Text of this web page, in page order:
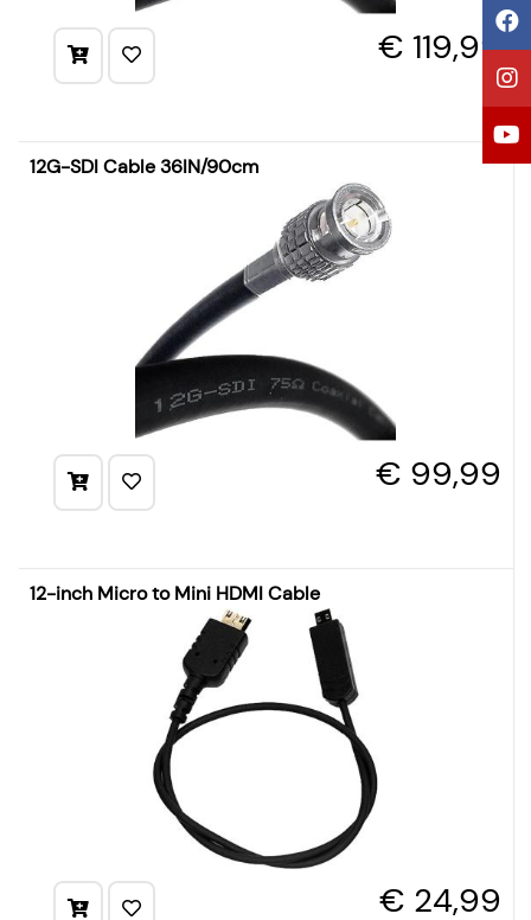
€ 119,99
12G-SDI Cable 36IN/90cm
€ 99,99
12-inch Micro to Mini HDMI Cable
€ 24,99